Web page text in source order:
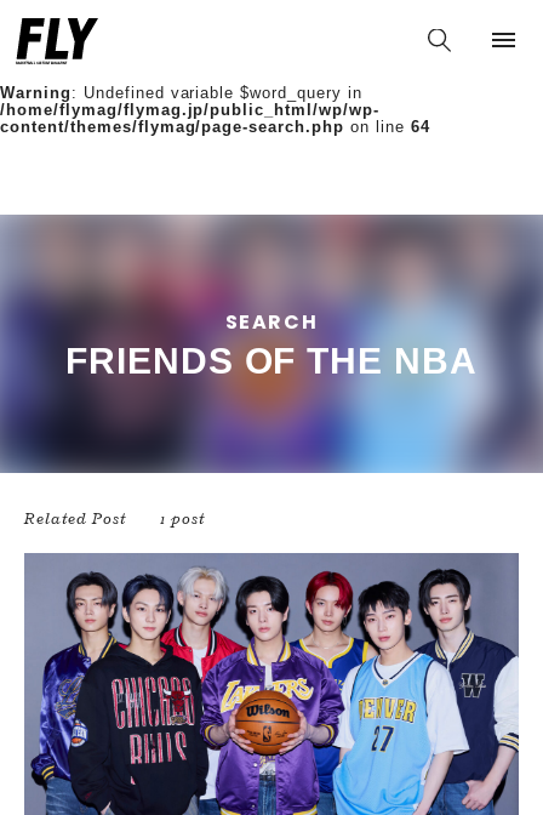
Warning: Undefined variable $words in
/home/flymag/flymag.jp/public_html/wp/wp-
content/themes/flymag/page-search.php
Warning : Undefined variable $word_query in
/home/flymag/flymag.jp/public_html/wp/wp-
content/themes/flymag/page-search.php on line 64
SEARCH
FRIENDS OF THE NBA
Related Post 1 post